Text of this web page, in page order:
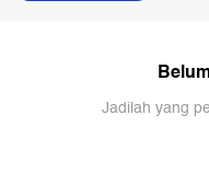
Jadilah yang